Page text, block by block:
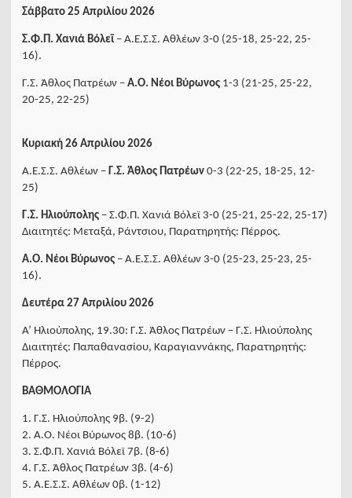
Σάββατο 25 Απριλίου 2026
Σ.Φ.Π. Χανιά Βόλεϊ – Α.Ε.Σ.Σ. Αθλέων 3-0 (25-18, 25-22, 25-
16).
Γ.Σ. Άθλος Πατρέων – Α.Ο. Νέοι Βύρωνος 1-3 (21-25, 25-22,
20-25, 22-25)
Κυριακή 26 Απριλίου 2026
Α.Ε.Σ.Σ. Αθλέων – Γ.Σ. Άθλος Πατρέων 0-3 (22-25, 18-25, 12-
25)
Γ.Σ. Ηλιούπολης – Σ.Φ.Π. Χανιά Βόλεϊ 3-0 (25-21, 25-22, 25-17)
Διαιτητές: Μεταξά, Ράντσιου, Παρατηρητής: Πέρρος.
Α.Ο. Νέοι Βύρωνος – Α.Ε.Σ.Σ. Αθλέων 3-0 (25-23, 25-23, 25-
16).
Δευτέρα 27 Απριλίου 2026
Α’ Ηλιούπολης, 19.30: Γ.Σ. Άθλος Πατρέων – Γ.Σ. Ηλιούπολης
Διαιτητές: Παπαθανασίου, Καραγιαννάκης, Παρατηρητής:
Πέρρος.
ΒΑΘΜΟΛΟΓΙΑ
1. Γ.Σ. Ηλιούπολης 9β. (9-2)
2. Α.Ο. Νέοι Βύρωνος 8β. (10-6)
3. Σ.Φ.Π. Χανιά Βόλεϊ 7β. (8-6)
4. Γ.Σ. Άθλος Πατρέων 3β. (4-6)
5. Α.Ε.Σ.Σ. Αθλέων 0β. (1-12)